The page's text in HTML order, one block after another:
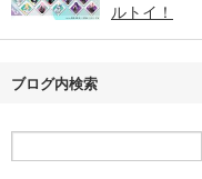
ルトイ！
ブログ内検索